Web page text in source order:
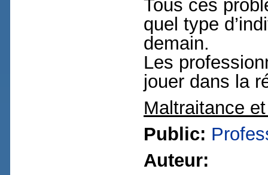
Tous ces
quel type
demain.
Les
jouer dans la
Maltraitance
Public:
Auteur: